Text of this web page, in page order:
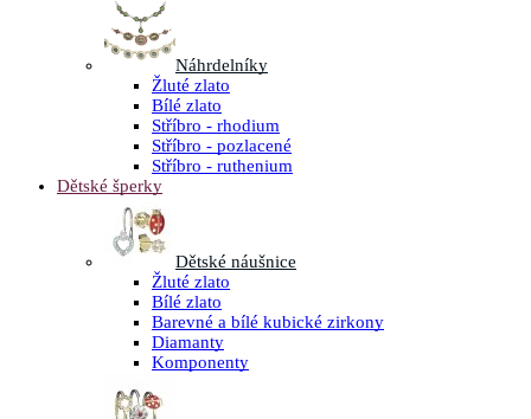
Náhrdelníky
Žluté zlato
Bílé zlato
Stříbro - rhodium
Stříbro - pozlacené
Stříbro - ruthenium
Dětské šperky
Dětské náušnice
Žluté zlato
Bílé zlato
Barevné a bílé kubické zirkony
Diamanty
Komponenty